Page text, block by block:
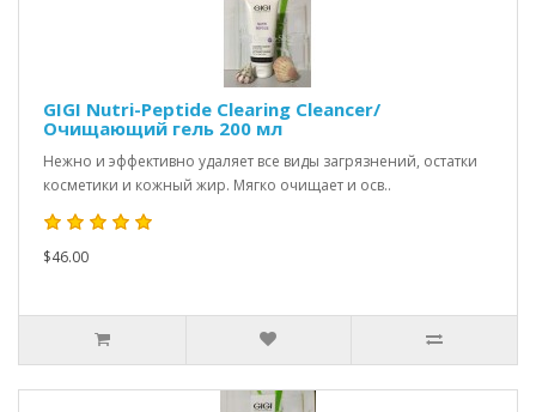
GIGI Nutri-Peptide Clearing Cleancer/
Очищающий гель 200 мл
Нежно и эффективно удаляет все виды загрязнений, остатки
косметики и кожный жир. Мягко очищает и осв..
$46.00